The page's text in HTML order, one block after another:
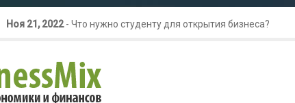
Ноя 21, 2022- Что нужно студенту для открытия бизнеса?
Май 16, 2022-Курсовые колебания: как защитить свой бизнес?